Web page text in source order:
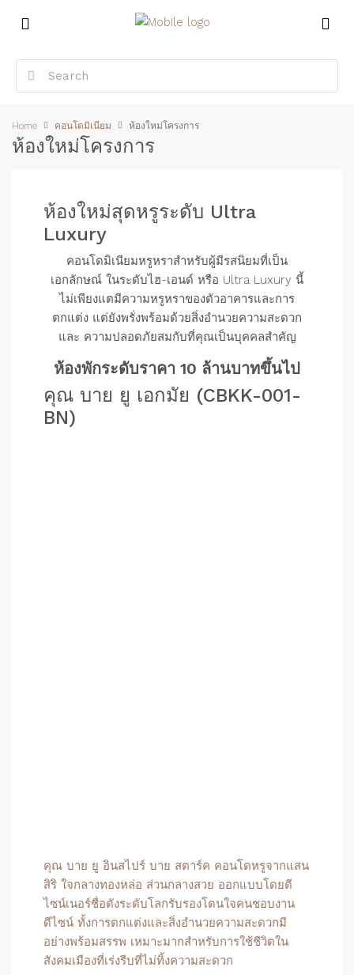
Home คอนโดมิเนียม ห้องใหม่โครงการ
ห้องใหม่โครงการ
ห้องใหม่สุดหรูระดับ Ultra
Luxury
คอนโดมิเนียมหรูหราสำหรับผู้มีรสนิยมที่เป็น
เอกลักษณ์ ในระดับไฮ-เอนด์ หรือ Ultra Luxury นี้
ไม่เพียงแตมีความหรูหราของตัวอาคารและการ
ตกแต่ง แต่ยังพรั่งพร้อมด้วยสิ่งอำนวยความสะดวก
และ ความปลอดภัยสมกับที่คุณเป็นบุคคลสำคัญ
ห้องพักระดับราคา 10 ล้านบาทขึ้นไป
คุณ บาย ยู เอกมัย (CBKK-001-
BN)
คุณ บาย ยู อินสไปร์ บาย สตาร์ค คอนโดหรูจากแสน
สิริ ใจกลางทองหล่อ ส่วนกลางสวย ออกแบบโดยดี
ไซน์เนอร์ชื่อดังระดับโลกรับรองโดนใจคนชอบงาน
ดีไซน์ ทั้งการตกแต่งและสิ่งอำนวยความสะดวกมี
อย่างพร้อมสรรพ เหมาะมากสำหรับการใช้ชีวิตใน
สังคมเมืองที่เร่งรีบที่ไม่ทิ้งความสะดวก